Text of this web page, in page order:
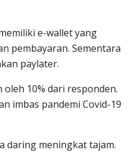
e-wallet yang
pembayaran. Sementara
paylater.
10% dari responden.
imbas pandemi Covid-19
daring meningkat tajam.